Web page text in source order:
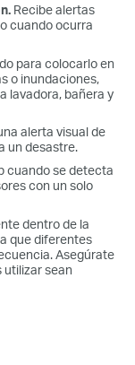
Recibe alertas
cuando ocurra
para colocarlo en
o inundaciones,
lavadora, bañera y
alerta visual de
un desastre.
cuando se detecta
con un solo
dentro de la
que diferentes
Asegúrate
utilizar sean